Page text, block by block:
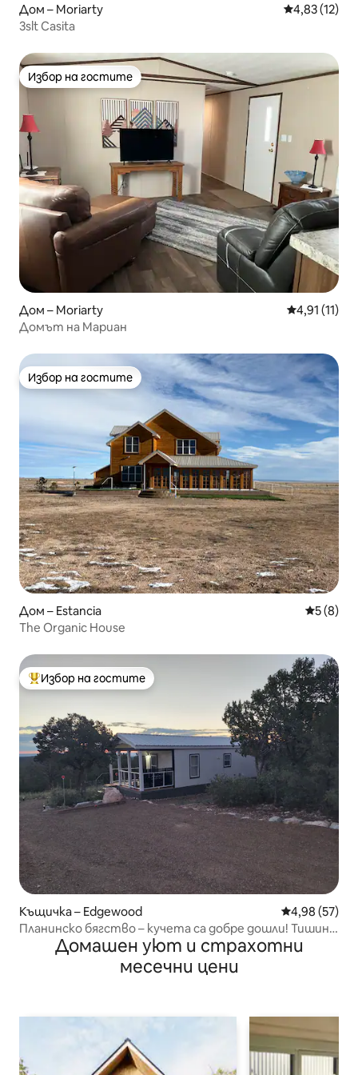
Дом – Moriarty Средна
4,83 (12)
3slt Casita
Избор на гостите
Избор на гостите
Дом – Moriarty Средна
4,91 (11)
Домът на Мариан
Избор на гостите
Избор на гостите
Дом – Estancia Средна
5 (8)
The Organic House
Най-популярен избор на гостите
Избор на гостите
Къщичка – Edgewood Средна
4,98 (57)
Планинско бягство – кучета са добре дошли! Тишина
и спокойствие
Домашен уют и страхотни
месечни цени